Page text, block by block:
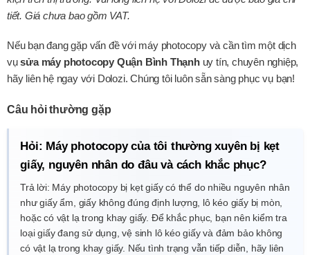
tiết. Giá chưa bao gồm VAT.
Nếu bạn đang gặp vấn đề với máy photocopy và cần tìm một dịch
vụsửa máy photocopy Quận Bình Thạnhuy tín, chuyên nghiệp,
hãy liên hệ ngay với Dolozi. Chúng tôi luôn sẵn sàng phục vụ bạn!
Câu hỏi thường gặp
Hỏi: Máy photocopy của tôi thường xuyên bị kẹt
giấy, nguyên nhân do đâu và cách khắc phục?
Trả lời: Máy photocopy bị kẹt giấy có thể do nhiều nguyên nhân
như giấy ẩm, giấy không đúng định lượng, lô kéo giấy bị mòn,
hoặc có vật lạ trong khay giấy. Để khắc phục, bạn nên kiểm tra
loại giấy đang sử dụng, vệ sinh lô kéo giấy và đảm bảo không
có vật lạ trong khay giấy. Nếu tình trạng vẫn tiếp diễn, hãy liên